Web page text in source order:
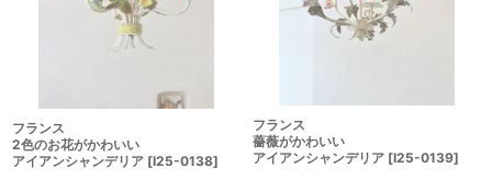
フランス
2色のお花がかわいい
アイアンシャンデリア [I25-0138]
フランス
薔薇がかわいい
アイアンシャンデリア [I25-0139]